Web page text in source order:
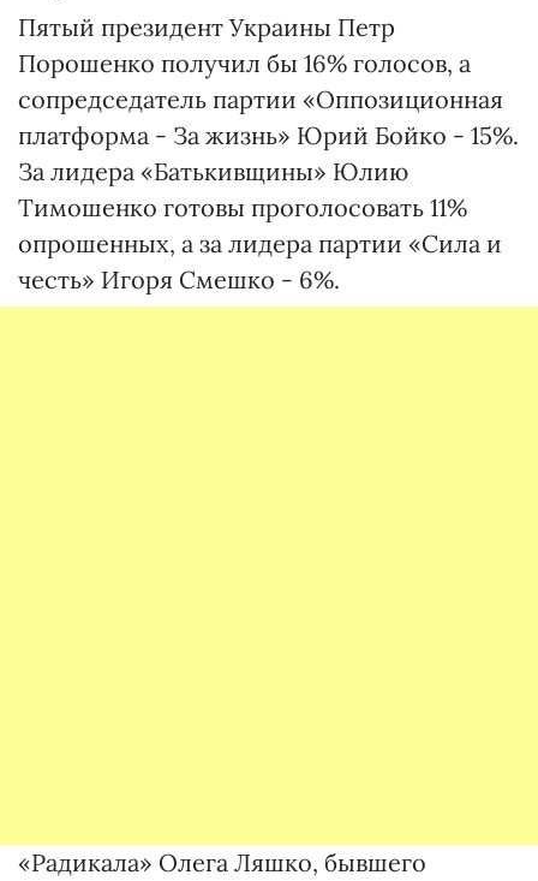
Пятый президент Украины Петр
Порошенко получил бы 16% голосов, а
сопредседатель партии «Оппозиционная
платформа - За жизнь» Юрий Бойко - 15%.
За лидера «Батькивщины» Юлию
Тимошенко готовы проголосовать 11%
опрошенных, а за лидера партии «Сила и
честь» Игоря Смешко - 6%.
«Радикала» Олега Ляшко, бывшего